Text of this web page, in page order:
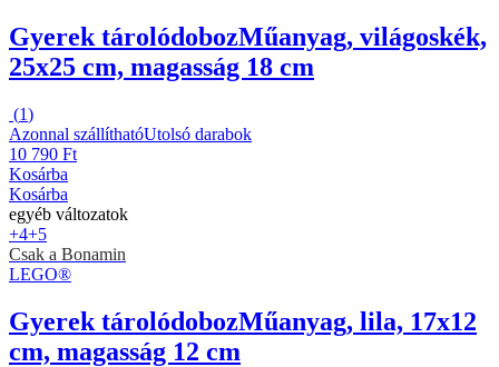
Gyerek tárolódobozMűanyag, világoskék,
25x25 cm, magasság 18 cm
(1)
Azonnal szállíthatóUtolsó darabok
10 790 Ft
Kosárba
Kosárba
egyéb változatok
+4+5
Csak a Bonamin
LEGO®
Gyerek tárolódobozMűanyag, lila, 17x12
cm, magasság 12 cm